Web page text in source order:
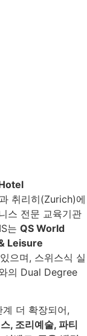
취리히(Zurich)에
스 전문 교육기관
는 QS World
Leisure
으며, 스위스식 실
의 Dual Degree
계 더 확장되어,
, 조리예술, 파티